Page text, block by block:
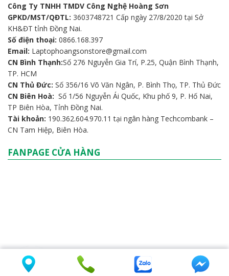
Công Ty TNHH TMDV Công Nghệ Hoàng Sơn
GPKD/MST/QĐTL: 3603748721 Cấp ngày 27/8/2020 tại Sở
KH&ĐT tỉnh Đồng Nai.
Số điện thoại: 0866.168.397
Email: Laptophoangsonstore@gmail.com
CN Bình Thạnh:Số 276 Nguyễn Gia Trí, P.25, Quận Bình Thạnh,
TP. HCM
CN Thủ Đức: Số 356/16 Võ Văn Ngân, P. Bình Thọ, TP. Thủ Đức
CN Biên Hoà: Số 1/56 Nguyễn Ái Quốc, Khu phố 9, P. Hố Nai,
TP Biên Hòa, Tỉnh Đồng Nai.
Tài khoản: 190.362.604.970.11 tại ngân hàng Techcombank –
CN Tam Hiệp, Biên Hòa.
FANPAGE CỬA HÀNG